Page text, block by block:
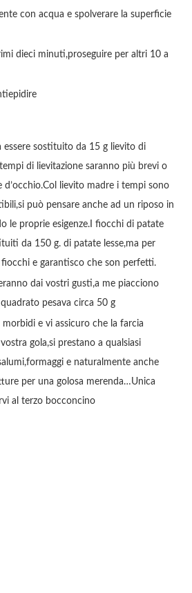
con acqua e spolverare la superficie
dieci minuti,proseguire per altri 10 a
essere sostituito da 15 g lievito di
di lievitazione saranno più brevi o
d’occhio.Col lievito madre i tempi sono
può pensare anche ad un riposo in
le proprie esigenze.I fiocchi di patate
da 150 g. di patate lesse,ma per
e garantisco che son perfetti.
dai vostri gusti,a me piacciono
pesava circa 50 g
e vi assicuro che la farcia
gola,si prestano a qualsiasi
e naturalmente anche
per una golosa merenda…Unica
al terzo bocconcino